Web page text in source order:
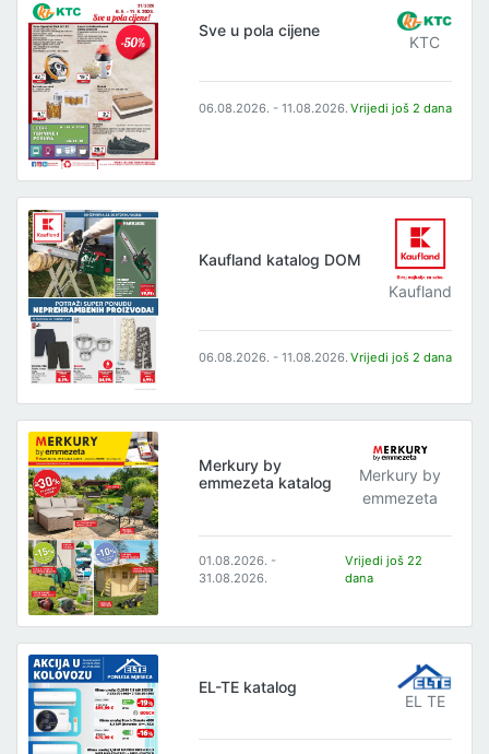
Sve u pola cijene
KTC
06.08.2026. - 11.08.2026. Vrijedi još 2 dana
Kaufland katalog DOM
Kaufland
06.08.2026. - 11.08.2026. Vrijedi još 2 dana
Merkury by
emmezeta katalog
Merkury by
emmezeta
01.08.2026. -
31.08.2026.
Vrijedi još 22
dana
EL-TE katalog
EL TE